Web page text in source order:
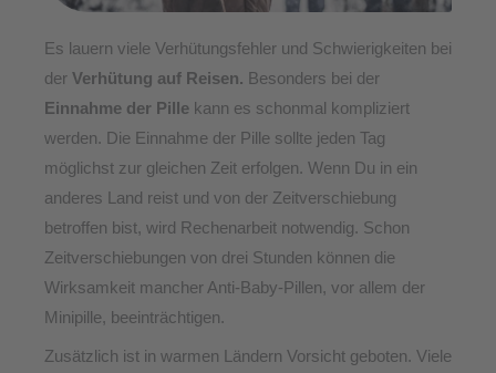
Es lauern viele Verhütungsfehler und Schwierigkeiten bei
der Verhütung auf Reisen. Besonders bei der
Einnahme der Pille kann es schonmal kompliziert
werden. Die Einnahme der Pille sollte jeden Tag
möglichst zur gleichen Zeit erfolgen. Wenn Du in ein
anderes Land reist und von der Zeitverschiebung
betroffen bist, wird Rechenarbeit notwendig. Schon
Zeitverschiebungen von drei Stunden können die
Wirksamkeit mancher Anti-Baby-Pillen, vor allem der
Minipille, beeinträchtigen.
Zusätzlich ist in warmen Ländern Vorsicht geboten. Viele